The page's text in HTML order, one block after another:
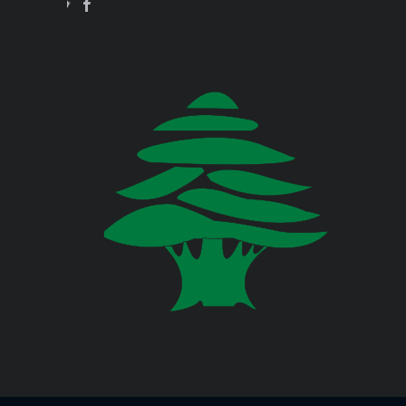
Jul 23, 2026
صدر عن دائرة الإعلام والعلاقات العامة
في المديرية العامة للدفاع المدني
اللبناني البيان الآتي:
Jul 22, 2026
صدر عن دائرة الإعلام والعلاقات العامة
في المديرية العامة للدفاع المدني
Jul 20, 2026
وزارة الخارجية والمغتربين
وزارة الصناعة
وزارة العدل